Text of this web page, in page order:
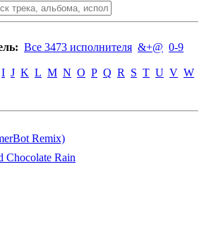
Все 3473 исполнителя &+@ 0-9
I J K L M N O P Q R S T U V W
Remix)
Chocolate Rain